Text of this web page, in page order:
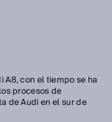
A8, con el tiempo se ha
procesos de
de Audi en el sur de